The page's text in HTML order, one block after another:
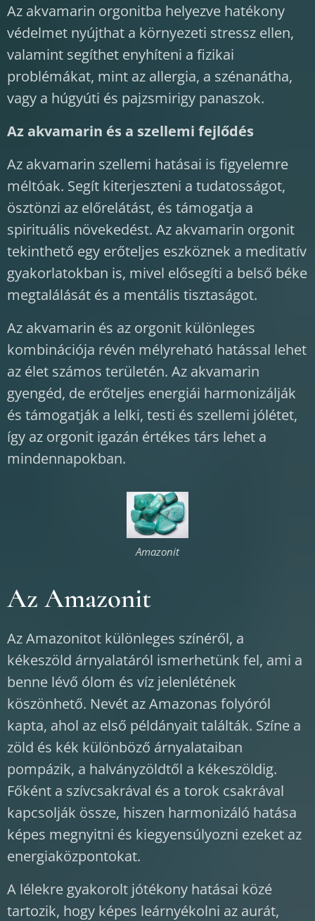
Az akvamarin orgonitba helyezve hatékony
védelmet nyújthat a környezeti stressz ellen,
valamint segíthet enyhíteni a fizikai
problémákat, mint az allergia, a szénanátha,
vagy a húgyúti és pajzsmirigy panaszok.
Az akvamarin és a szellemi fejlődés
Az akvamarin szellemi hatásai is figyelemre
méltóak. Segít kiterjeszteni a tudatosságot,
ösztönzi az előrelátást, és támogatja a
spirituális növekedést. Az akvamarin orgonit
tekinthető egy erőteljes eszköznek a meditatív
gyakorlatokban is, mivel elősegíti a belső béke
megtalálását és a mentális tisztaságot.
Az akvamarin és az orgonit különleges
kombinációja révén mélyreható hatással lehet
az élet számos területén. Az akvamarin
gyengéd, de erőteljes energiái harmonizálják
és támogatják a lelki, testi és szellemi jólétet,
így az orgonit igazán értékes társ lehet a
mindennapokban.
Amazonit
Az Amazonit
Az Amazonitot különleges színéről, a
kékeszöld árnyalatáról ismerhetünk fel, ami a
benne lévő ólom és víz jelenlétének
köszönhető. Nevét az Amazonas folyóról
kapta, ahol az első példányait találták. Színe a
zöld és kék különböző árnyalataiban
pompázik, a halványzöldtől a kékeszöldig.
Főként a szívcsakrával és a torok csakrával
kapcsolják össze, hiszen harmonizáló hatása
képes megnyitni és kiegyensúlyozni ezeket az
energiaközpontokat.
A lélekre gyakorolt jótékony hatásai közé
tartozik, hogy képes leárnyékolni az aurát,